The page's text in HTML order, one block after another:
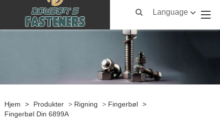
Language
Hjem > Produkter > Rigning > Fingerbøl >
Fingerbøl Din 6899A